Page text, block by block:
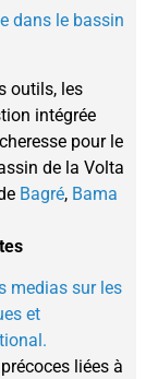
dans le bassin
outils, les
intégrée
pour le
de la Volta
Bagré, Bama
medias sur les
et
liées à